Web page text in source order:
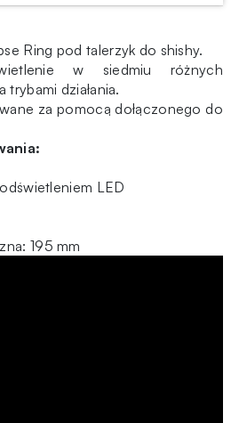
Ring pod talerzyk do shishy.
w siedmiu różnych
działania.
za pomocą dołączonego do
LED
195 mm